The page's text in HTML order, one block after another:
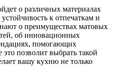
о различных материалах
к отпечаткам и
о преимуществах матовых
об инновационных
помогающих
позволит выбрать такой
вашу кухню не только